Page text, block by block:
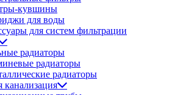
кувшины
для воды
для систем фильтрации
радиаторы
радиаторы
радиаторы
канализация